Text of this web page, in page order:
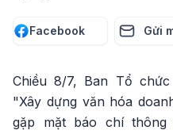
Facebook Gửi
Chiều 8/7, Ban Tổ
"Xây dựng văn hóa
gặp mặt báo chí